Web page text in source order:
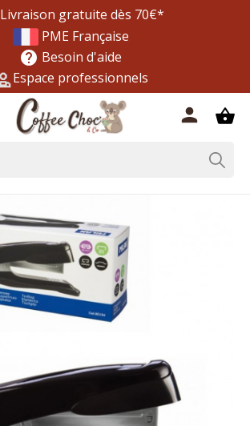
Livraison gratuite dès 70€*
PME Française
help Besoin d'aide
Espace professionnels
shopping_basket
person